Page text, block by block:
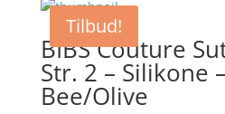
var:
kr. 44,95.
Tilbud!
BIBS Couture
Str. 2 – Silikone
Bee/Olive